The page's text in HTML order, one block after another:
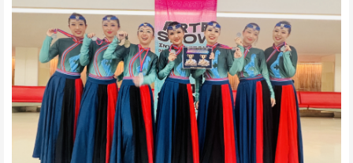
传承与绽放：阿根廷静雅艺术中心
获阿舞蹈大赛冠军